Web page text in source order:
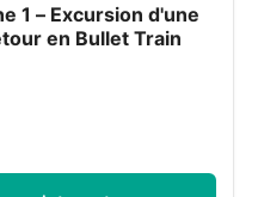
1 – Excursion d'une
en Bullet Train